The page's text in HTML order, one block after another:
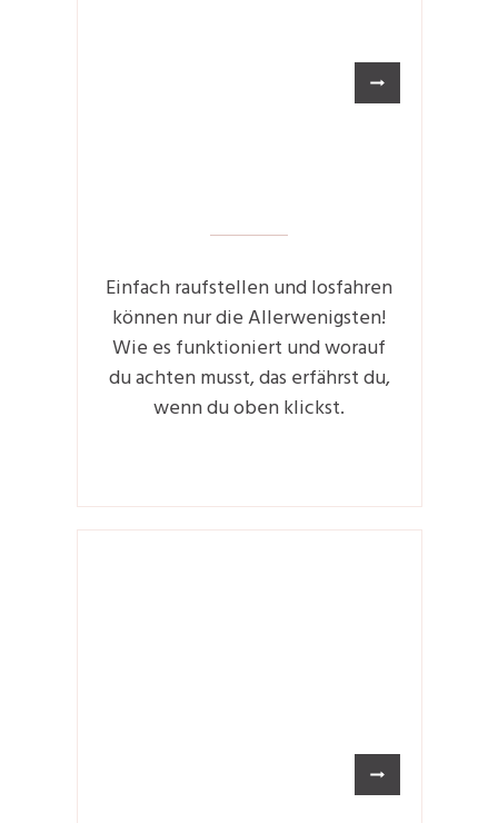
Einfach raufstellen und losfahren
können nur die Allerwenigsten!
Wie es funktioniert und worauf
du achten musst, das erfährst du,
wenn du oben klickst.